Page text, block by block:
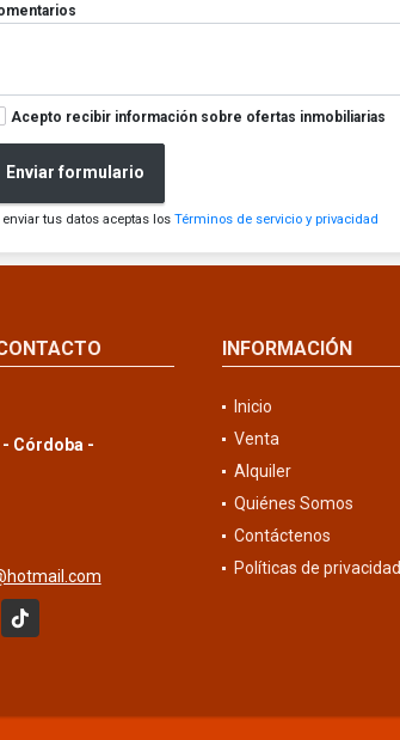
Acepto recibir información sobre ofertas inmobiliarias
Enviar formulario
tus datos aceptas losTérminos de servicio y privacidad
Córdoba -
TikTok
INFORMACIÓN
Inicio
Venta
Alquiler
Quiénes Somos
Contáctenos
Políticas de privacidad